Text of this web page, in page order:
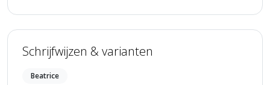
Schrijfwijzen & varianten
Beatrice